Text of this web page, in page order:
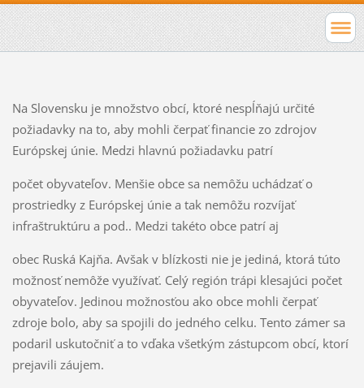
Na Slovensku je množstvo obcí, ktoré nespĺňajú určité
požiadavky na to, aby mohli čerpať financie zo zdrojov
Európskej únie. Medzi hlavnú požiadavku patrí
počet obyvateľov. Menšie obce sa nemôžu uchádzať o
prostriedky z Európskej únie a tak nemôžu rozvíjať
infraštruktúru a pod.. Medzi takéto obce patrí aj
obec Ruská Kajňa. Avšak v blízkosti nie je jediná, ktorá túto
možnosť nemôže využívať. Celý región trápi klesajúci počet
obyvateľov. Jedinou možnosťou ako obce mohli čerpať
zdroje bolo, aby sa spojili do jedného celku. Tento zámer sa
podaril uskutočniť a to vďaka všetkým zástupcom obcí, ktorí
prejavili záujem.